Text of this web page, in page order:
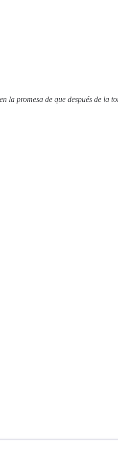
la promesa de que después de